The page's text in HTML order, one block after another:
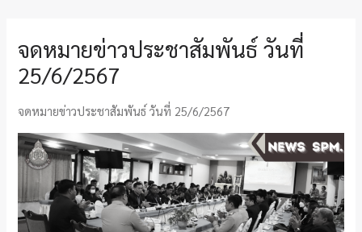
จดหมายข่าวประชาสัมพันธ์ วันที่
25/6/2567
จดหมายข่าวประชาสัมพันธ์ วันที่ 25/6/2567